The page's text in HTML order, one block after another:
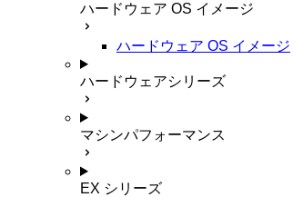
ハードウェア OS イメージ
ハードウェア OS イメージ
ハードウェアシリーズ
マシンパフォーマンス
EX シリーズ